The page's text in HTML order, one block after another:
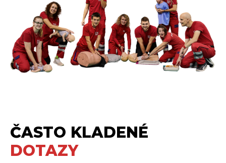
ČASTO KLADENÉ
DOTAZY